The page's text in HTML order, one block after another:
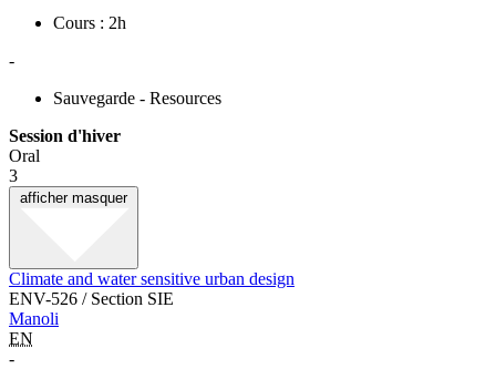
Cours : 2h
-
Sauvegarde - Resources
Session d'hiver
Oral
3
afficher masquer
Climate and water sensitive urban design
ENV-526 / Section SIE
Manoli
EN
-